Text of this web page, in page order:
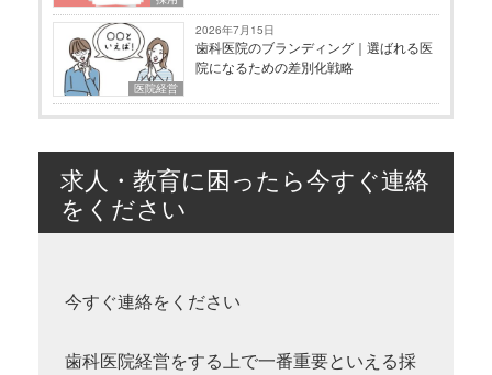
医院経営
2026年7月15日
歯科医院のブランディング｜選ばれる医
院になるための差別化戦略
求人・教育に困ったら今すぐ連絡
をください
今すぐ連絡をください
歯科医院経営をする上で一番重要といえる採